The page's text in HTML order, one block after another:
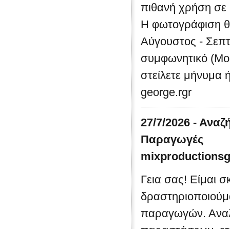
πιθανή χρήση
Η φωτογράφιση
Αύγουστος -
συμφωνητικό
στείλετε μήνυμα
george.rgr
27/7/2026 -
Παραγωγές
Γεια σας! Είμαι
παραγωγών.